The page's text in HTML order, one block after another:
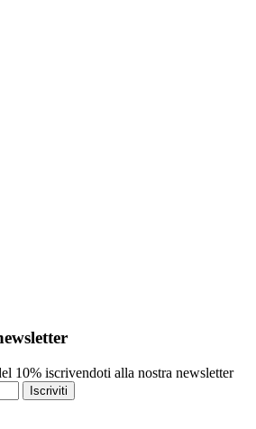
10% iscrivendoti alla nostra newsletter
Iscriviti